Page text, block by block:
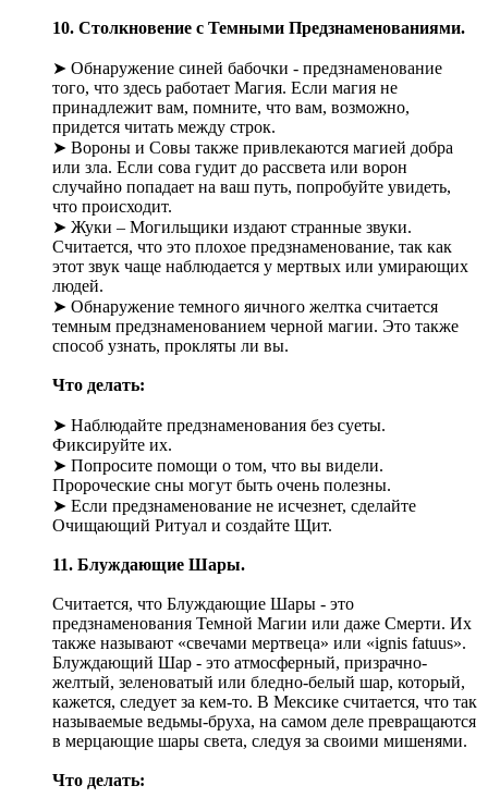
10. Столкновение с Темными Предзнаменованиями.
➤ Обнаружение синей бабочки - предзнаменование
того, что здесь работает Магия. Если магия не
принадлежит вам, помните, что вам, возможно,
придется читать между строк.
➤ Вороны и Совы также привлекаются магией добра
или зла. Если сова гудит до рассвета или ворон
случайно попадает на ваш путь, попробуйте увидеть,
что происходит.
➤ Жуки – Могильщики издают странные звуки.
Считается, что это плохое предзнаменование, так как
этот звук чаще наблюдается у мертвых или умирающих
людей.
➤ Обнаружение темного яичного желтка считается
темным предзнаменованием черной магии. Это также
способ узнать, прокляты ли вы.
Что делать:
➤ Наблюдайте предзнаменования без суеты.
Фиксируйте их.
➤ Попросите помощи о том, что вы видели.
Пророческие сны могут быть очень полезны.
➤ Если предзнаменование не исчезнет, сделайте
Очищающий Ритуал и создайте Щит.
11. Блуждающие Шары.
Считается, что Блуждающие Шары - это
предзнаменования Темной Магии или даже Смерти. Их
также называют «свечами мертвеца» или «ignis fatuus».
Блуждающий Шар - это атмосферный, призрачно-
желтый, зеленоватый или бледно-белый шар, который,
кажется, следует за кем-то. В Мексике считается, что так
называемые ведьмы-бруха, на самом деле превращаются
в мерцающие шары света, следуя за своими мишенями.
Что делать: